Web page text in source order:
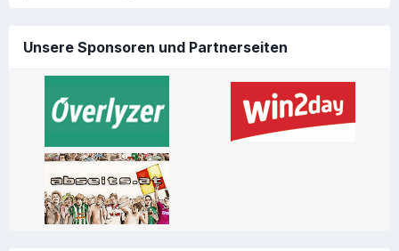
Unsere Sponsoren und Partnerseiten